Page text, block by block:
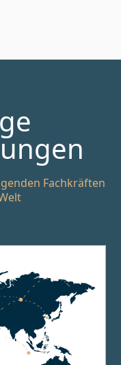
Fachkräften